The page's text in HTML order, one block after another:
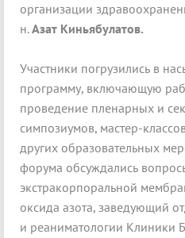
организации
н.Азат Киньябулатов.
Участники погрузились в
программу, включающую
проведение пленарных и
симпозиумов, мастер-
других образовательных
форума обсуждались
экстракорпоральной
оксида азота, заведующий
и реаниматологии Клиники